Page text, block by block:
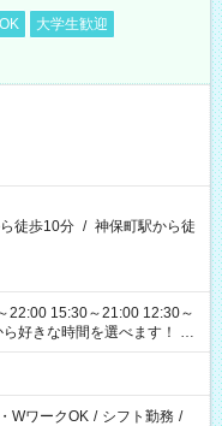
大学生歓迎
徒歩10分 / 神保町駅から徒
22:00 15:30～21:00 12:30～
WワークOK / シフト勤務 /